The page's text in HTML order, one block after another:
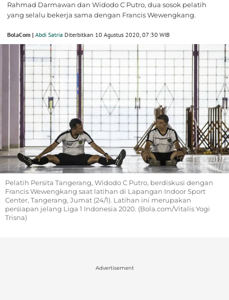
Rahmad Darmawan dan Widodo C Putro, dua sosok pelatih
yang selalu bekerja sama dengan Francis Wewengkang.
BolaCom | Abdi Satria Diterbitkan 10 Agustus 2020, 07:30 WIB
Pelatih Persita Tangerang, Widodo C Putro, berdiskusi dengan
Francis Wewengkang saat latihan di Lapangan Indoor Sport
Center, Tangerang, Jumat (24/1). Latihan ini merupakan
persiapan jelang Liga 1 Indonesia 2020. (Bola.com/Vitalis Yogi
Trisna)
Advertisement